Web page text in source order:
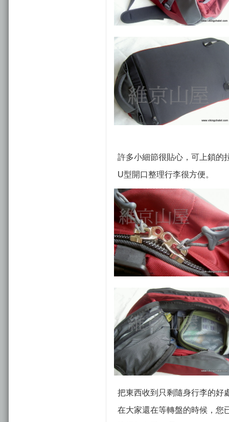
許多小細節很貼心，可上鎖的
U型開口整理行李很方便。
把東西收到只剩隨身行李的好
在大家還在等轉盤的時候，您